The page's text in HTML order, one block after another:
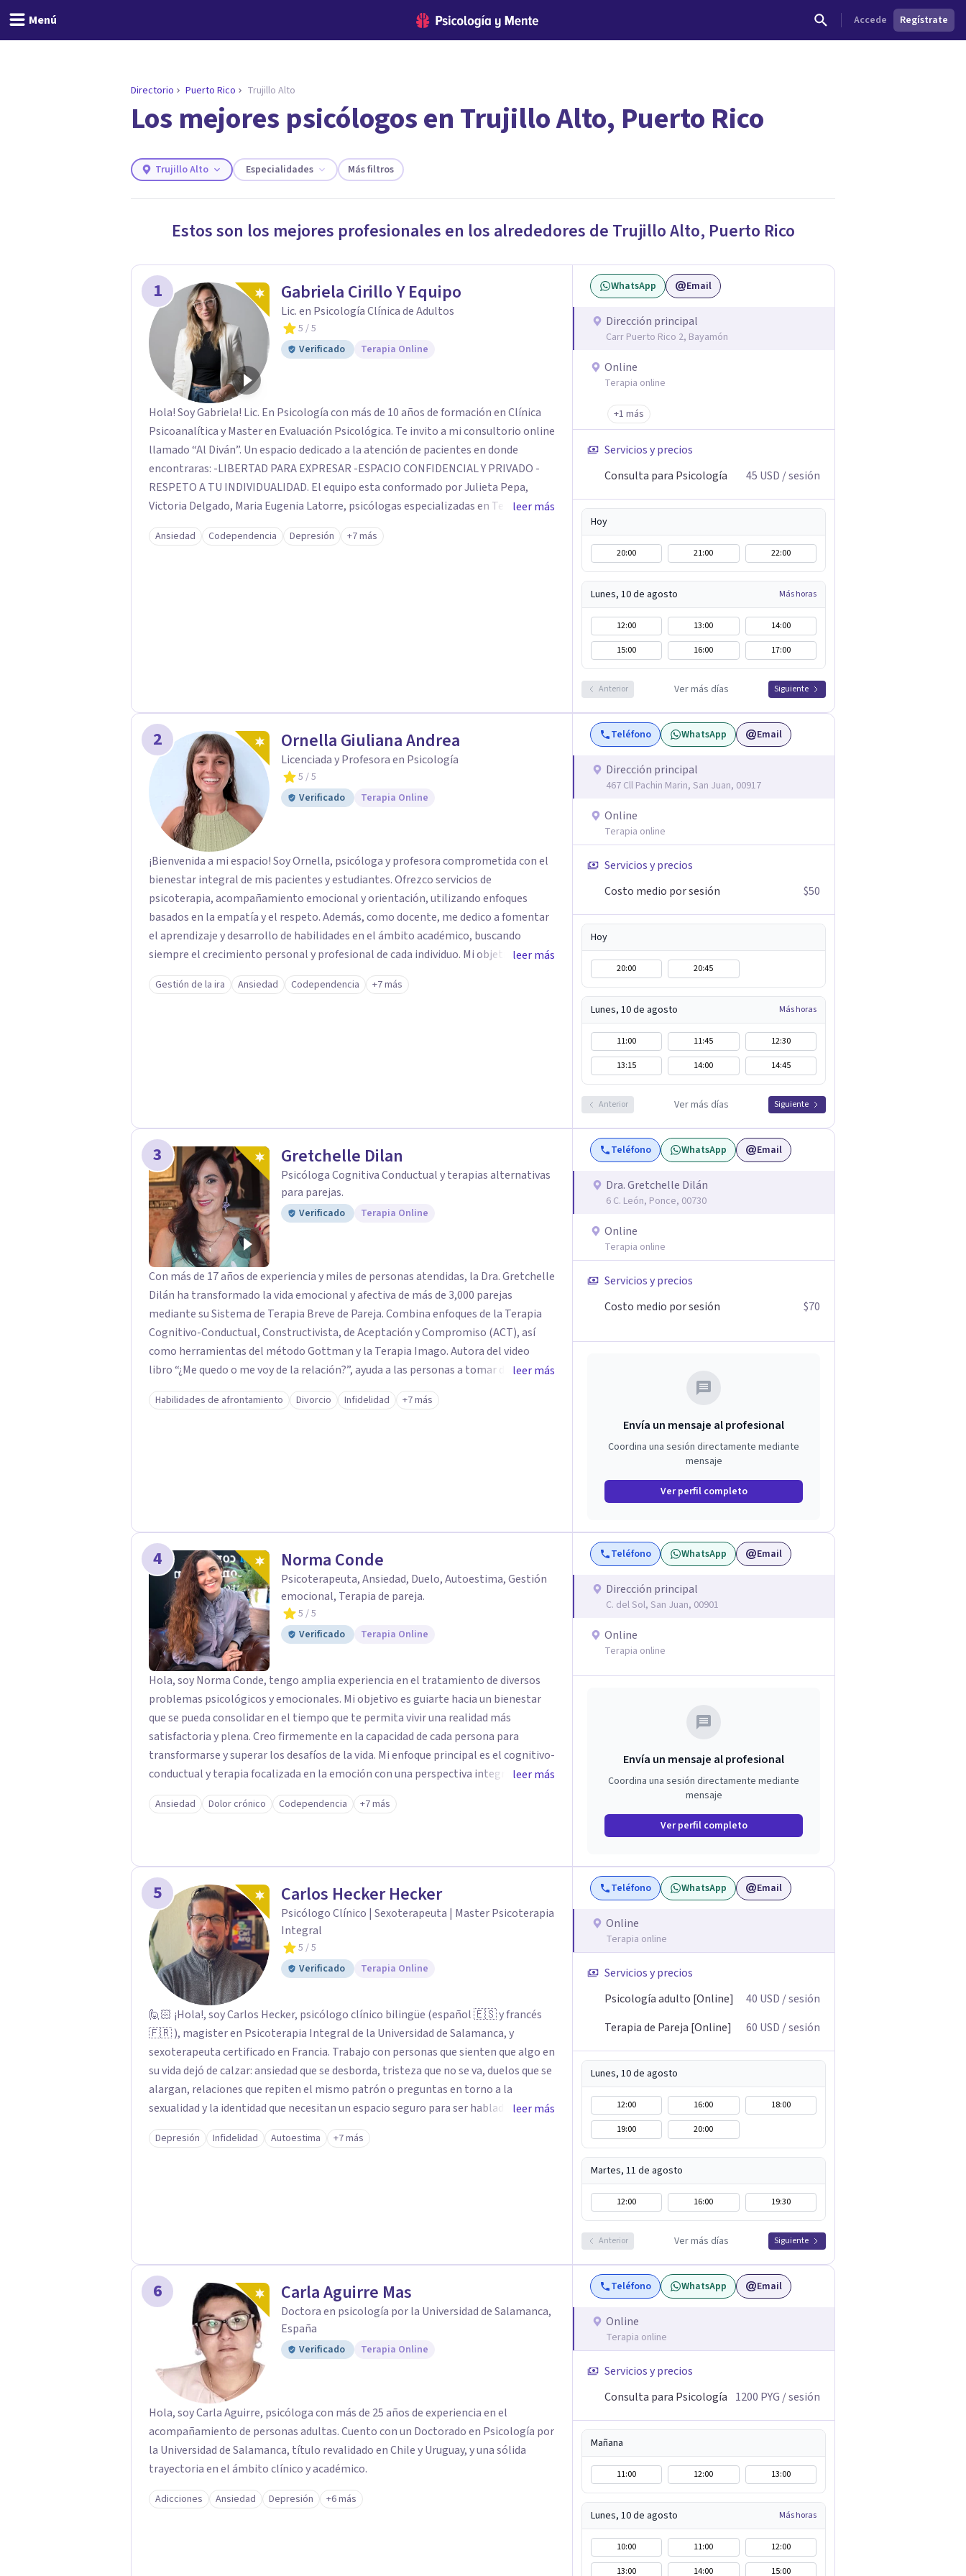
Menú Accede Regístrate
ENCONTRAR MI TERAPEUTA
¿Necesitas ayuda para encontrar el psicólogo adecuado?
Responder cuestionario
Directorio Puerto Rico Trujillo Alto
Los mejores psicólogos en Trujillo Alto, Puerto Rico
Trujillo Alto Especialidades Más filtros
Estos son los mejores profesionales en los alrededores de Trujillo Alto, Puerto Rico
1 Gabriela Cirillo Y Equipo
Lic. en Psicología Clínica de Adultos
5 / 5
Verificado
Terapia Online
Hola! Soy Gabriela! Lic. En Psicología con más de 10 años de formación en Clínica
Psicoanalítica y Master en Evaluación Psicológica. Te invito a mi consultorio online
llamado “Al Diván”. Un espacio dedicado a la atención de pacientes en donde
encontraras: -LIBERTAD PARA EXPRESAR -ESPACIO CONFIDENCIAL Y PRIVADO -
RESPETO A TU INDIVIDUALIDAD. El equipo esta conformado por Julieta Pepa,
Victoria Delgado, Maria Eugenia Latorre, psicólogas especializadas en Terapia
individual Clínica, Perspectiva de género, Orientación a Ma-padres, Duelos, Terapia
de Pareja y Migraciones. Tambien contamos con la nutricionista Giuliana Liberti.
leer más
Ansiedad Codependencia Depresión +7 más
WhatsApp Email
Dirección principal
Carr Puerto Rico 2, Bayamón
Online
Terapia online
+1 más
Servicios y precios
Consulta para Psicología
45 USD / sesión
Hoy
20:00 21:00 22:00
Lunes, 10 de agosto Más horas
12:00 13:00
14:00
15:00
16:00 17:00
Anterior Ver más días Siguiente
2 Ornella Giuliana Andrea
Licenciada y Profesora en Psicología
5 / 5
Verificado
Terapia Online
¡Bienvenida a mi espacio! Soy Ornella, psicóloga y profesora comprometida con el
bienestar integral de mis pacientes y estudiantes. Ofrezco servicios de
psicoterapia, acompañamiento emocional y orientación, utilizando enfoques
basados en la empatía y el respeto. Además, como docente, me dedico a fomentar
el aprendizaje y desarrollo de habilidades en el ámbito académico, buscando
siempre el crecimiento personal y profesional de cada individuo. Mi objetivo es
ayudarte a alcanzar una vida más plena, equilibrada y significativa. ¡Estoy aquí para
acompañarte en tu camino!
leer más
Gestión de la ira Ansiedad Codependencia +7 más
Teléfono WhatsApp Email
Dirección principal
467 Cll Pachin Marin, San Juan, 00917
Online
Terapia online
Servicios y precios
Costo medio por sesión
$50
Hoy
20:00 20:45
Lunes, 10 de agosto Más horas
11:00 11:45
12:30
13:15
14:00 14:45
Anterior Ver más días Siguiente
3 Gretchelle Dilan
Psicóloga Cognitiva Conductual y terapias alternativas
para parejas.
Verificado Terapia Online
Con más de 17 años de experiencia y miles de personas atendidas, la Dra. Gretchelle
Dilán ha transformado la vida emocional y afectiva de más de 3,000 parejas
mediante su Sistema de Terapia Breve de Pareja. Combina enfoques de la Terapia
Cognitivo-Conductual, Constructivista, de Aceptación y Compromiso (ACT), así
como herramientas del método Gottman y la Terapia Imago. Autora del video
libro “¿Me quedo o me voy de la relación?”, ayuda a las personas a tomar decisiones
conscientes sobre su vida afectiva. En terapia, su compromiso es ofrecer
diagnósticos precisos, tratamientos puntuales y planes de acción personalizados
leer más
Habilidades de afrontamiento Divorcio Infidelidad +7 más
Teléfono WhatsApp Email
Dra. Gretchelle Dilán
6 C. León, Ponce, 00730
Online
Terapia online
Servicios y precios
Costo medio por sesión
$70
Envía un mensaje al profesional
Coordina una sesión directamente mediante
mensaje
Ver perfil completo
4 Norma Conde
Psicoterapeuta, Ansiedad, Duelo, Autoestima, Gestión
emocional, Terapia de pareja.
5 / 5
Verificado
Terapia Online
Hola, soy Norma Conde, tengo amplia experiencia en el tratamiento de diversos
problemas psicológicos y emocionales. Mi objetivo es guiarte hacia un bienestar
que se pueda consolidar en el tiempo que te permita vivir una realidad más
satisfactoria y plena. Creo firmemente en la capacidad de cada persona para
transformarse y superar los desafíos de la vida. Mi enfoque principal es el cognitivo-
conductual y terapia focalizada en la emoción con una perspectiva integradora que
me permite entender a cada persona como única y aplicar un tratamiento
amoldado a sus necesidades. Mi objetivo no es solo que comprendas qué te ocurre,
leer más
Ansiedad Dolor crónico Codependencia +7 más
Teléfono WhatsApp Email
Dirección principal
C. del Sol, San Juan, 00901
Online
Terapia online
Envía un mensaje al profesional
Coordina una sesión directamente mediante
mensaje
Ver perfil completo
5 Carlos Hecker Hecker
Psicólogo Clínico | Sexoterapeuta | Master Psicoterapia
Integral
5 / 5
Verificado
Terapia Online
🙋🏻 ¡Hola!, soy Carlos Hecker, psicólogo clínico bilingüe (español 🇪🇸 y francés
🇫🇷 ), magister en Psicoterapia Integral de la Universidad de Salamanca, y
sexoterapeuta certificado en Francia. Trabajo con personas que sienten que algo en
su vida dejó de calzar: ansiedad que se desborda, tristeza que no se va, duelos que se
alargan, relaciones que repiten el mismo patrón o preguntas en torno a la
sexualidad y la identidad que necesitan un espacio seguro para ser habladas. Mi
orientación teórica integra una mirada Humanista-Relacional con Terapia Breve,
donde el modo en que te vinculas ocupa un lugar central: cómo te relacionas
combinamos profundidad emocional con una mirada práctica sobre tu vida diaria.
leer más
Depresión Infidelidad Autoestima +7 más
Teléfono WhatsApp Email
Online
Terapia online
Servicios y precios
Psicología adulto [Online]
40 USD / sesión
Terapia de Pareja [Online]
60 USD / sesión
Lunes, 10 de agosto
12:00 16:00
18:00
19:00
20:00
Martes, 11 de agosto
12:00 16:00 19:30
Anterior Ver más días Siguiente
6 Carla Aguirre Mas
Doctora en psicología por la Universidad de Salamanca,
España
Verificado Terapia Online
Hola, soy Carla Aguirre, psicóloga con más de 25 años de experiencia en el
acompañamiento de personas adultas. Cuento con un Doctorado en Psicología por
la Universidad de Salamanca, título revalidado en Chile y Uruguay, y una sólida
trayectoria en el ámbito clínico y académico.
Adicciones Ansiedad Depresión +6 más
Teléfono WhatsApp Email
Online
Terapia online
Servicios y precios
Consulta para Psicología 1200 PYG / sesión
Mañana
11:00 12:00 13:00
Lunes, 10 de agosto Más horas
10:00 11:00
12:00
13:00
14:00 15:00